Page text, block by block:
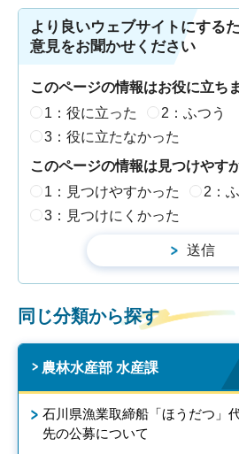
より良いウェブサイトにする
意見をお聞かせください
このページの情報はお役に立ち
1：役に立った
2：ふつう
3：役に立たなかった
このページの情報は見つけやす
1：見つけやすかった
2：
3：見つけにくかった
同じ分類から探す
農林水産部 水産課
石川県漁業取締船「ほうだつ」
先の公募について